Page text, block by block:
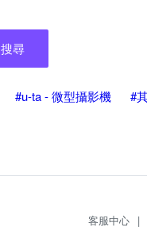
搜尋
#u-ta - 微型攝影機 #
客服中心 |